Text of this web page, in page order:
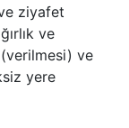
ziyafet
ve
ve
yere